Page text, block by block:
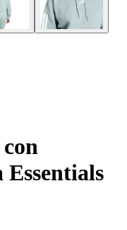
Essentials